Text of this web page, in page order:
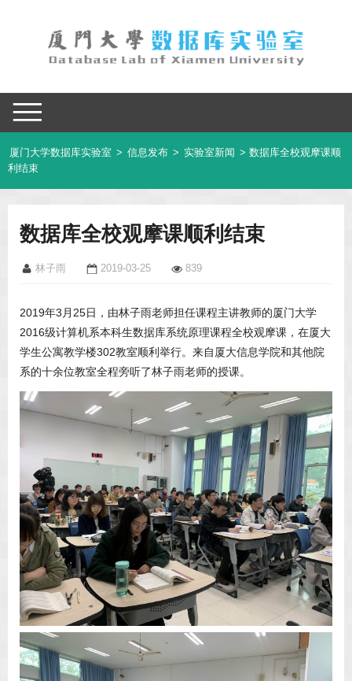
厦门大学数据库实验室 > 信息发布 > 实验室新闻 > 数据库全校观摩课顺
利结束
数据库全校观摩课顺利结束
林子雨 2019-03-25 839
2019年3月25日，由林子雨老师担任课程主讲教师的厦门大学
2016级计算机系本科生数据库系统原理课程全校观摩课，在厦大
学生公寓教学楼302教室顺利举行。来自厦大信息学院和其他院
系的十余位教室全程旁听了林子雨老师的授课。